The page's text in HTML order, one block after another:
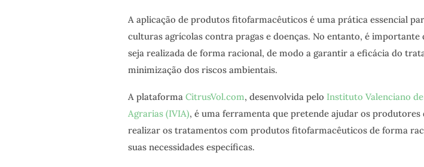
A aplicação de produtos fitofarmacêuticos é uma prática essencial
culturas agrícolas contra pragas e doenças. No entanto, é importante
seja realizada de forma racional, de modo a garantir a eficácia do
minimização dos riscos ambientais.
A plataforma CitrusVol.com, desenvolvida pelo Instituto Valenciano
Agrarias (IVIA), é uma ferramenta que pretende ajudar os produtores
realizar os tratamentos com produtos fitofarmacêuticos de forma
suas necessidades específicas.